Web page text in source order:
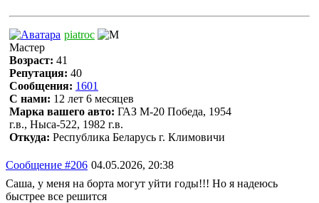
piatroc
Мастер
Возраст: 41
Репутация: 40
Сообщения: 1601
С нами: 12 лет 6 месяцев
Марка вашего авто: ГАЗ М-20 Победа, 1954
г.в., Ныса-522, 1982 г.в.
Откуда: Республика Беларусь г. Климовичи
Сообщение #206 04.05.2026, 20:38
Саша, у меня на борта могут уйти годы!!! Но я надеюсь
быстрее все решится